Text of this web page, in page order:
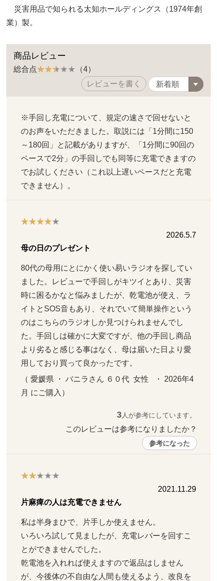
災害用品で知られる太知ホールディングス（1974年創
業）製。
商品レビュー
総合点
（4）
レビューを書く
※手回し充電について、規定の速さで回せないと
のお声をいただきました。取説には「1分間に150
～180回」と記載がありますが、「1分間に90回の
ペースで2分」の手回しでも同等に充電できますの
でお試しください（これ以上遅いペースだと充電
できません）。
2026.5.7
母の日のプレゼント
80代の母用にとにかく使い易いラジオを探してい
ました。レビューで手回しがキツイとあり、災害
時に困るかなと悩みましたが、乾電池が使え、ラ
イトとSOS音もあり、それでいて簡単操作という
のはこちらのラジオしか見つけられませんでし
た。手回しは確かに大変ですが、他の手回し商品
より劣ると感じる事はなく、母は届いた日より愛
用しており買って良かったです。
（ 愛媛県 ・ バニラさん ６０代  女性   ・ 2026年4
月 にご購入）
3人が参考にしています。
このレビューは参考になりましたか？
参考になった
2021.11.29
片麻痺の人は充電できません
私は半身まひで、片手しか使えません。
いろいろ試して見ましたが、充電レバーを回すこ
とができませんでした。
乾電池を入れれば使えますので返品はしません
が、今後体の不自由な人間も使えるよう、改良を